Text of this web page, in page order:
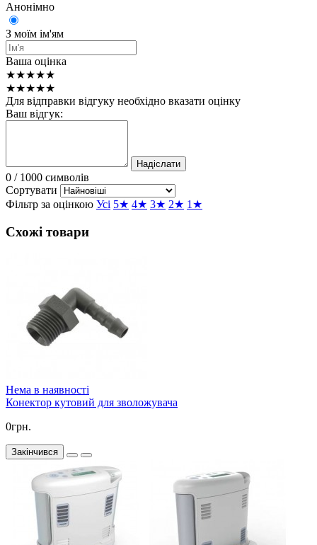
Анонімно
З моїм ім'ям
Ваша оцінка
★★★★★
★★★★★
Для відправки відгуку необхідно вказати оцінку
Ваш відгук:
Надіслати
0 / 1000 символів
Сортувати
Фільтр за оцінкою Усі 5★ 4★ 3★ 2★ 1★
Схожі товари
Нема в наявності
Конектор кутовий для зволожувача
0грн.
Закінчився